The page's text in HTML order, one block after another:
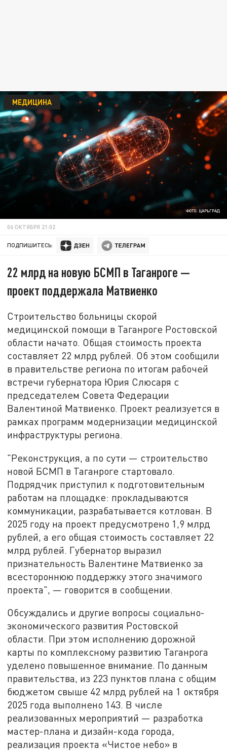
ФОТО: ЦАРЬГРАД
МЕДИЦИНА
06 ОКТЯБРЯ 21:02
ПОДПИШИТЕСЬ:
22 млрд на новую БСМП в Таганроге —
проект поддержала Матвиенко
Строительство больницы скорой
медицинской помощи в Таганроге Ростовской
области начато. Общая стоимость проекта
составляет 22 млрд рублей. Об этом сообщили
в правительстве региона по итогам рабочей
встречи губернатора Юрия Слюсаря с
председателем Совета Федерации
Валентиной Матвиенко. Проект реализуется в
рамках программ модернизации медицинской
инфраструктуры региона.
"Реконструкция, а по сути — строительство
новой БСМП в Таганроге стартовало.
Подрядчик приступил к подготовительным
работам на площадке: прокладываются
коммуникации, разрабатывается котлован. В
2025 году на проект предусмотрено 1,9 млрд
рублей, а его общая стоимость составляет 22
млрд рублей. Губернатор выразил
признательность Валентине Матвиенко за
всестороннюю поддержку этого значимого
проекта", — говорится в сообщении.
Обсуждались и другие вопросы социально-
экономического развития Ростовской
области. При этом исполнению дорожной
карты по комплексному развитию Таганрога
уделено повышенное внимание. По данным
правительства, из 223 пунктов плана с общим
бюджетом свыше 42 млрд рублей на 1 октября
2025 года выполнено 143. В числе
реализованных мероприятий — разработка
мастер-плана и дизайн-кода города,
реализация проекта «Чистое небо» в